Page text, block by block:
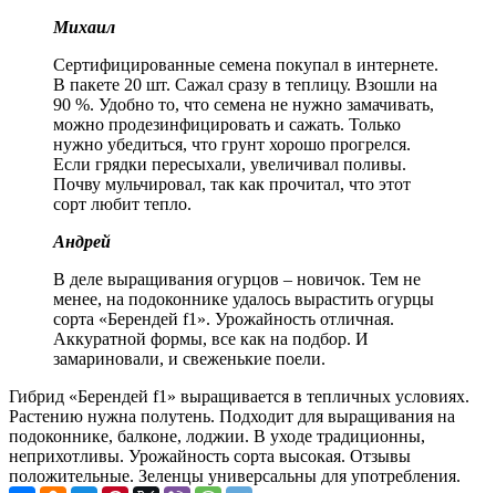
Михаил
Сертифицированные семена покупал в интернете.
В пакете 20 шт. Сажал сразу в теплицу. Взошли на
90 %. Удобно то, что семена не нужно замачивать,
можно продезинфицировать и сажать. Только
нужно убедиться, что грунт хорошо прогрелся.
Если грядки пересыхали, увеличивал поливы.
Почву мульчировал, так как прочитал, что этот
сорт любит тепло.
Андрей
В деле выращивания огурцов – новичок. Тем не
менее, на подоконнике удалось вырастить огурцы
сорта «Берендей f1». Урожайность отличная.
Аккуратной формы, все как на подбор. И
замариновали, и свеженькие поели.
Гибрид «Берендей f1» выращивается в тепличных условиях.
Растению нужна полутень. Подходит для выращивания на
подоконнике, балконе, лоджии. В уходе традиционны,
неприхотливы. Урожайность сорта высокая. Отзывы
положительные. Зеленцы универсальны для употребления.